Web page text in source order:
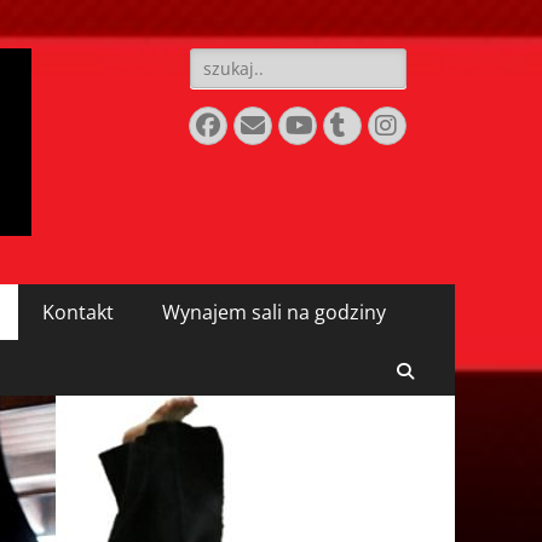
Szukaj:
Facebook
E-
mail
YouTube
TumblrInstagram
Kontakt Wynajem sali na godziny
Search